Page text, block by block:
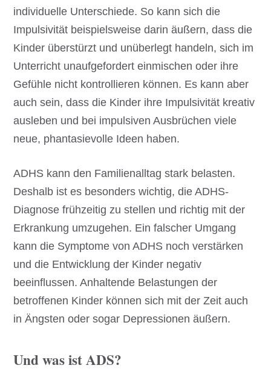
individuelle Unterschiede. So kann sich die
Impulsivität beispielsweise darin äußern, dass die
Kinder überstürzt und unüberlegt handeln, sich im
Unterricht unaufgefordert einmischen oder ihre
Gefühle nicht kontrollieren können. Es kann aber
auch sein, dass die Kinder ihre Impulsivität kreativ
ausleben und bei impulsiven Ausbrüchen viele
neue, phantasievolle Ideen haben.
ADHS kann den Familienalltag stark belasten.
Deshalb ist es besonders wichtig, die ADHS-
Diagnose frühzeitig zu stellen und richtig mit der
Erkrankung umzugehen. Ein falscher Umgang
kann die Symptome von ADHS noch verstärken
und die Entwicklung der Kinder negativ
beeinflussen. Anhaltende Belastungen der
betroffenen Kinder können sich mit der Zeit auch
in Ängsten oder sogar Depressionen äußern.
Und was ist ADS?